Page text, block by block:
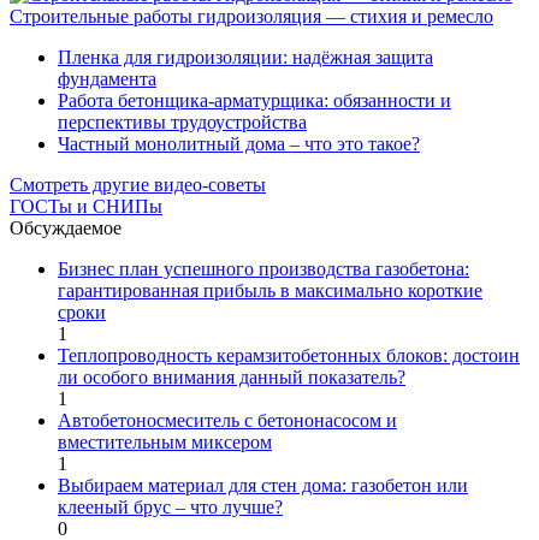
Строительные работы гидроизоляция — стихия и ремесло
Пленка для гидроизоляции: надёжная защита
фундамента
Работа бетонщика-арматурщика: обязанности и
перспективы трудоустройства
Частный монолитный дома – что это такое?
Смотреть другие видео-советы
ГОСТы и СНИПы
Обсуждаемое
Бизнес план успешного производства газобетона:
гарантированная прибыль в максимально короткие
сроки
1
Теплопроводность керамзитобетонных блоков: достоин
ли особого внимания данный показатель?
1
Автобетоносмеситель с бетононасосом и
вместительным миксером
1
Выбираем материал для стен дома: газобетон или
клееный брус – что лучше?
0